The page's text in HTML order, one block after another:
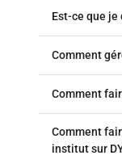
Est-ce que je
Comment
Comment
Comment
institut sur